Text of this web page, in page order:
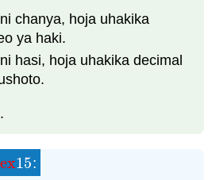
chanya, hoja uhakika
ya haki.
hasi, hoja uhakika decimal
15
15: